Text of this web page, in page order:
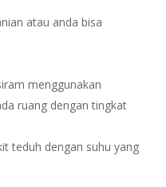
atau anda bisa
menggunakan
ruang dengan tingkat
teduh dengan suhu yang